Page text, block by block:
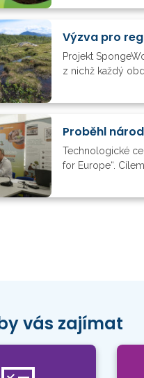
Výzva pro
Projekt
z nichž každý
Proběhl
Technologické
for Europe“.
vás zajímat